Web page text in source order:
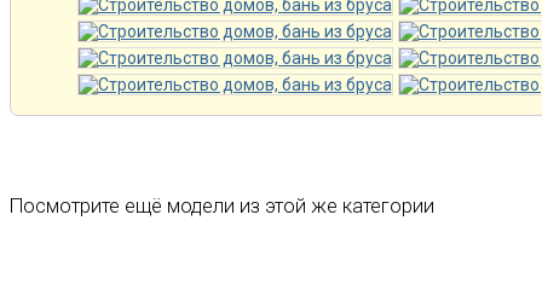
Посмотрите ещё модели из этой же категории